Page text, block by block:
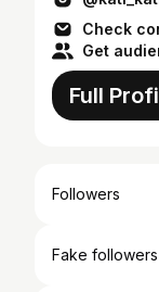
Check
Get
Full
Followers
Fake followers